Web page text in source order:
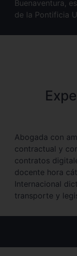
Buenaventura,
de la Pontificia
Abogada con
contractual y
contratos
docente hora
Internacional
transporte y